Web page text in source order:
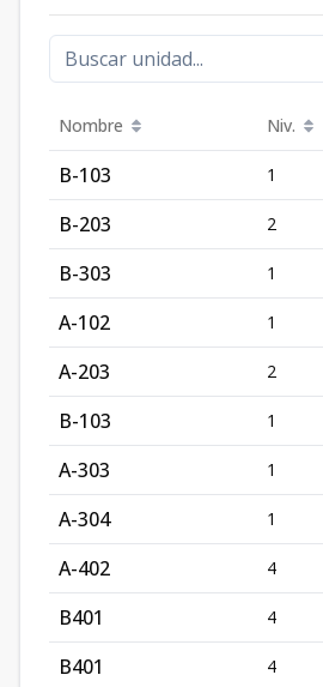
Nombre Niv.
B-103 1
B-203 2
B-303 1
A-102 1
A-203 2
B-103 1
A-303 1
A-304 1
A-402 4
B401 4
B401 4